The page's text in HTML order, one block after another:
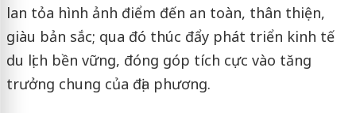
lan tỏa hình ảnh điểm đến an toàn, thân thiện,
giàu bản sắc; qua đó thúc đẩy phát triển kinh tế
du lịch bền vững, đóng góp tích cực vào tăng
trưởng chung của địa phương.